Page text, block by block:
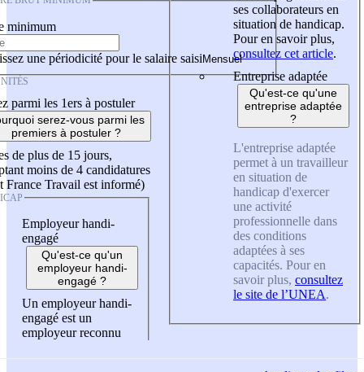
minimum
une périodicité pour le salaire saisi
parmi les 1ers à postuler
serez-vous parmi les
premiers à postuler ?
de plus de 15 jours,
moins de 4 candidatures
France Travail est informé)
Employeur handi-
engagé
Qu'est-ce qu'un
employeur handi-
engagé ?
Un employeur handi-
engagé est un
employeur reconnu
ses collaborateurs en
situation de handicap.
Pour en savoir plus,
consultez cet article.
Entreprise adaptée
Qu'est-ce qu'une
entreprise adaptée
?
L'entreprise adaptée
permet à un travailleur
en situation de
handicap d'exercer
une activité
professionnelle dans
des conditions
adaptées à ses
capacités. Pour en
savoir plus, consultez
le site de l’UNEA.